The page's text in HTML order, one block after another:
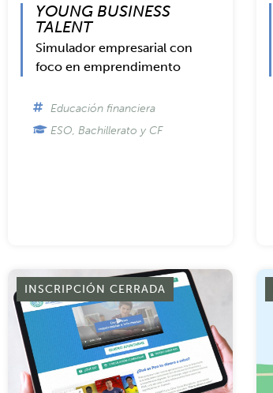
YOUNG BUSINESS
TALENT
Simulador empresarial con
foco en emprendimento
Educación financiera
ESO, Bachillerato y CF
INSCRIPCIÓN CERRADA